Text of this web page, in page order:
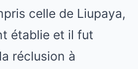
celle de Liupaya,
établie et il fut
réclusion à